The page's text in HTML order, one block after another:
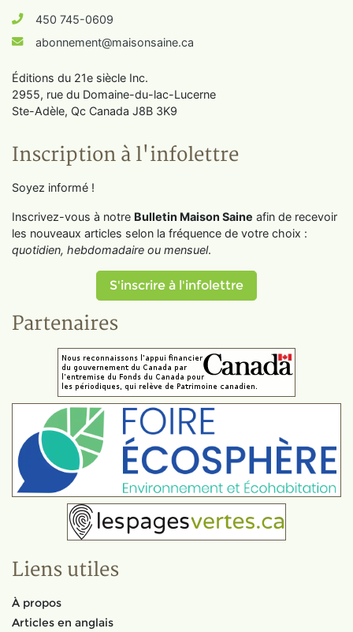
450 745-0609
abonnement@maisonsaine.ca
Éditions du 21e siècle Inc.
2955, rue du Domaine-du-lac-Lucerne
Ste-Adèle, Qc Canada J8B 3K9
Inscription à l'infolettre
Soyez informé !
Inscrivez-vous à notre Bulletin Maison Saine afin de recevoir
les nouveaux articles selon la fréquence de votre choix :
quotidien, hebdomadaire ou mensuel.
S'inscrire à l'infolettre
Partenaires
Liens utiles
À propos
Articles en anglais